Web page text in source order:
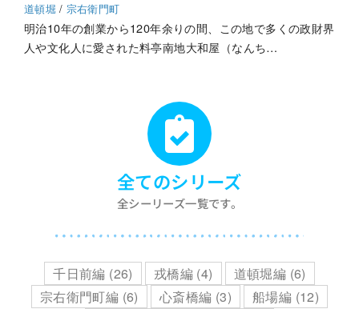
道頓堀 / 宗右衛門町
明治10年の創業から120年余りの間、この地で多くの政財界
人や文化人に愛された料亭南地大和屋（なんち…
全てのシリーズ
全シーリーズ一覧です。
千日前編 (26) 戎橋編 (4)
道頓堀編 (6)
宗右衛門町編 (6)
心斎橋編 (3)
船場編 (12)